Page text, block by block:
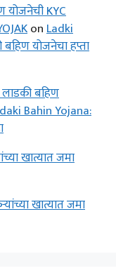
योजनेची KYC
onLadki
योजनेचा हप्ता
बहिण
Bahin Yojana:
खात्यात जमा
खात्यात जमा